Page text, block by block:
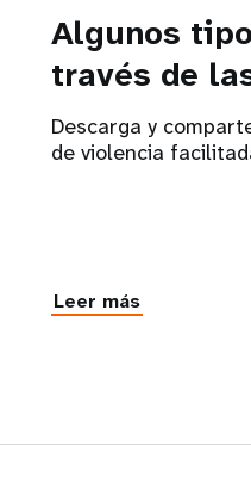
Algunos
través de
Descarga y
de violencia
Leer más